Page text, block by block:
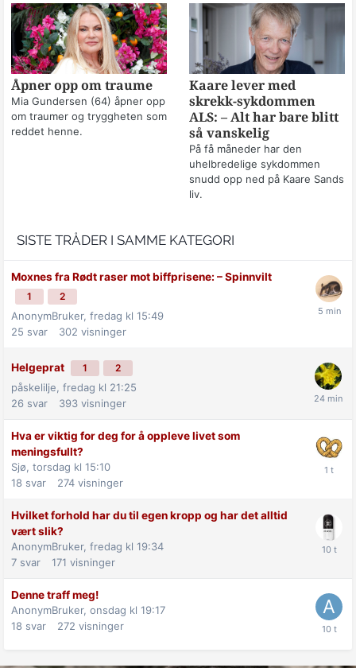
Åpner opp om traume
Mia Gundersen (64) åpner opp
om traumer og tryggheten som
reddet henne.
Kaare lever med
skrekk-sykdommen
ALS: – Alt har bare blitt
så vanskelig
På få måneder har den
uhelbredelige sykdommen
snudd opp ned på Kaare Sands
liv.
SISTE TRÅDER I SAMME KATEGORI
Moxnes fra Rødt raser mot biff­prisene: –⁠ Spinnvilt
1 2
AnonymBruker, fredag kl 15:49
25 svar 302 visninger
Helgeprat 1 2
påskelilje, fredag kl 21:25
26 svar 393 visninger
Hva er viktig for deg for å oppleve livet som
meningsfullt?
Sjø, torsdag kl 15:10
18 svar 274 visninger
Hvilket forhold har du til egen kropp og har det alltid
vært slik?
AnonymBruker, fredag kl 19:34
7 svar 171 visninger
Denne traff meg!
AnonymBruker, onsdag kl 19:17
18 svar 272 visninger